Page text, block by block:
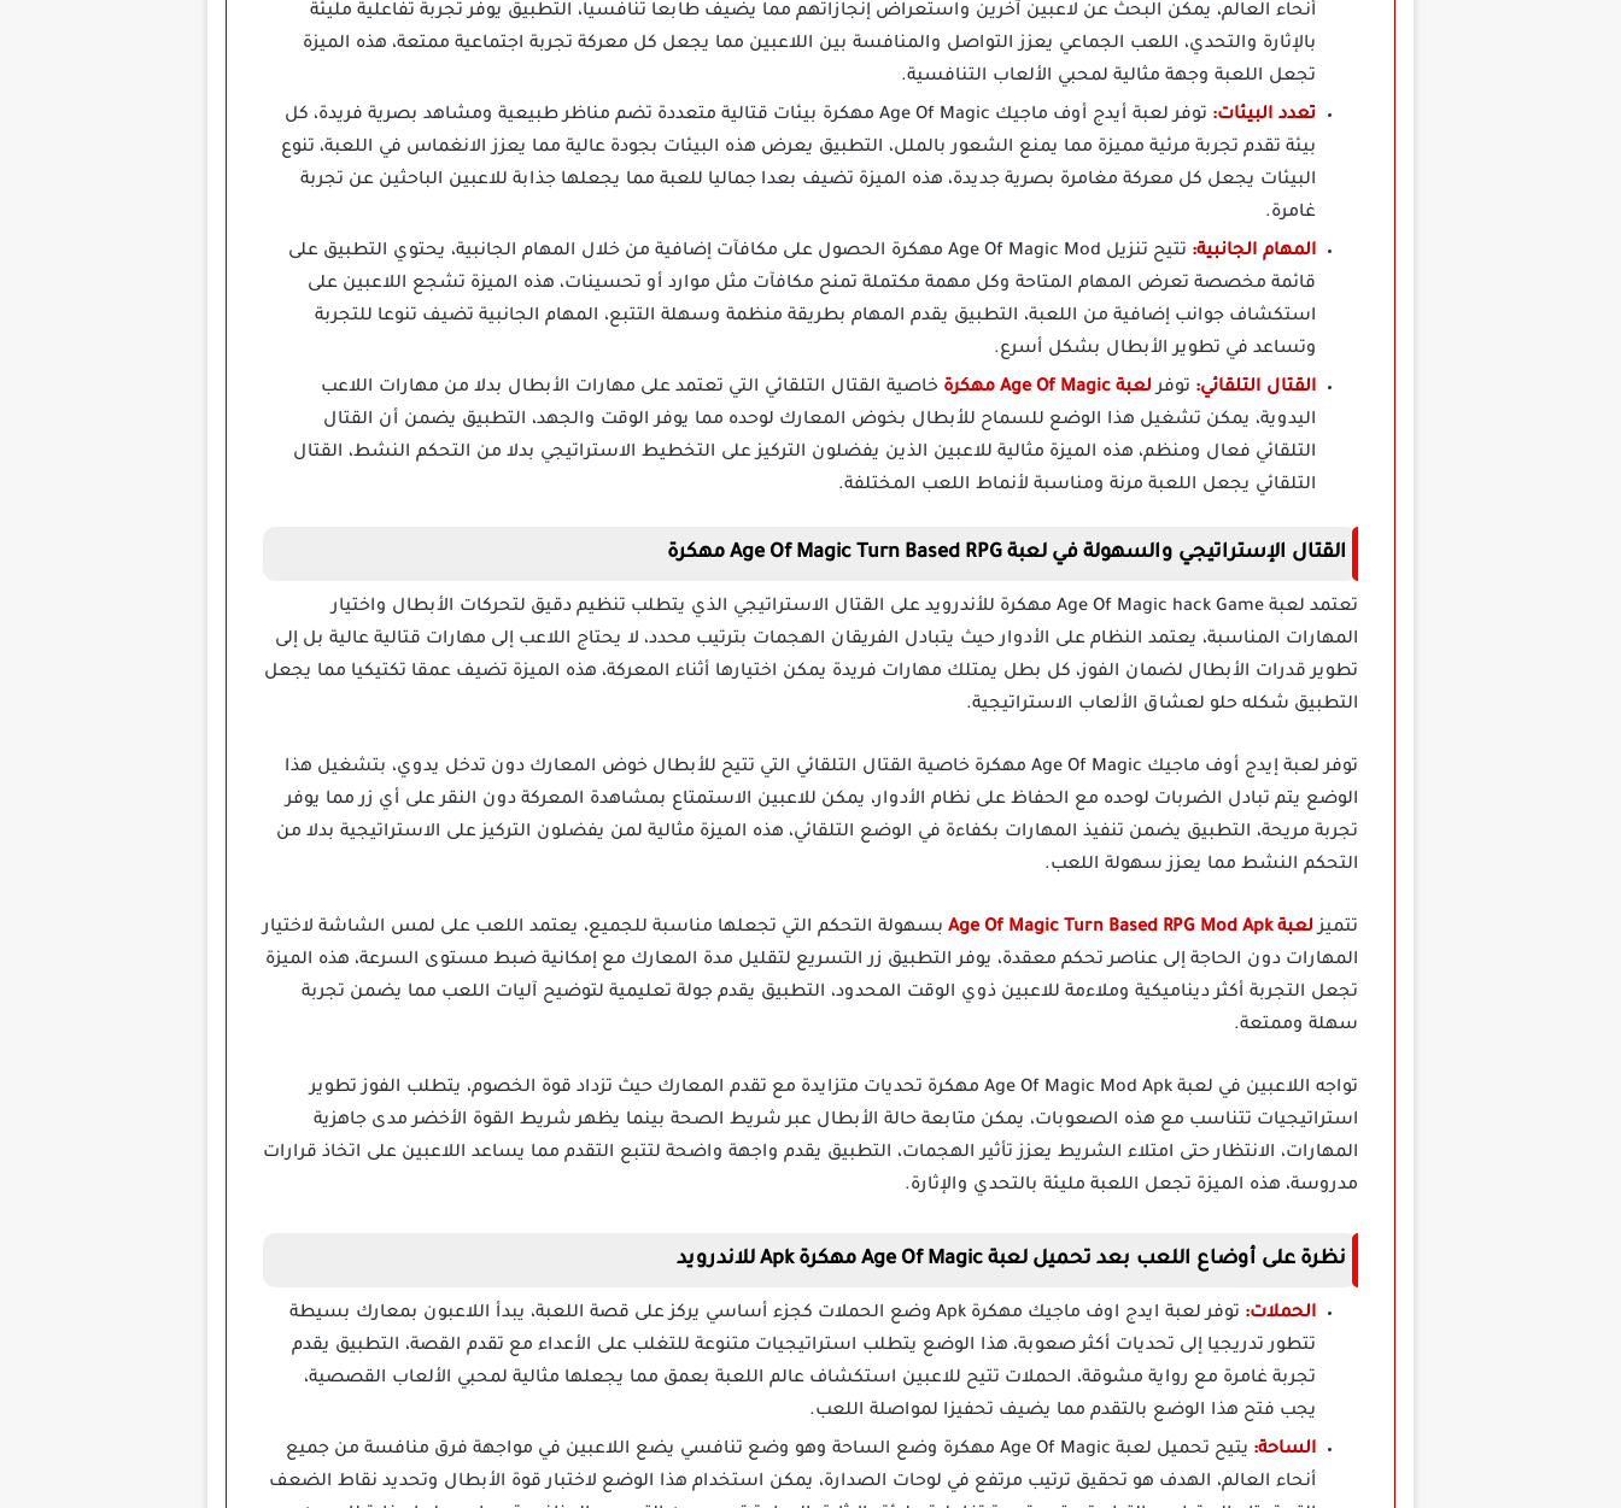
أنحاء العالم، يمكن البحث عن لاعبين آخرين واستعراض إنجازاتهم مما يضيف طابعا تنافسيا، التطبيق يوفر تجربة تفاعلية مليئة
بالإثارة والتحدي، اللعب الجماعي يعزز التواصل والمنافسة بين اللاعبين مما يجعل كل معركة تجربة اجتماعية ممتعة، هذه الميزة
تجعل اللعبة وجهة مثالية لمحبي الألعاب التنافسية.
تعدد البيئات:
توفر لعبة أيدج أوف ماجيك Age Of Magic مهكرة بيئات قتالية متعددة تضم مناظر طبيعية ومشاهد بصرية فريدة، كل
بيئة تقدم تجربة مرئية مميزة مما يمنع الشعور بالملل، التطبيق يعرض هذه البيئات بجودة عالية مما يعزز الانغماس في اللعبة، تنوع
البيئات يجعل كل معركة مغامرة بصرية جديدة، هذه الميزة تضيف بعدا جماليا للعبة مما يجعلها جذابة للاعبين الباحثين عن تجربة
غامرة.
المهام الجانبية:
تتيح تنزيل Age Of Magic Mod مهكرة الحصول على مكافآت إضافية من خلال المهام الجانبية، يحتوي التطبيق على
قائمة مخصصة تعرض المهام المتاحة وكل مهمة مكتملة تمنح مكافآت مثل موارد أو تحسينات، هذه الميزة تشجع اللاعبين على
استكشاف جوانب إضافية من اللعبة، التطبيق يقدم المهام بطريقة منظمة وسهلة التتبع، المهام الجانبية تضيف تنوعا للتجربة
وتساعد في تطوير الأبطال بشكل أسرع.
القتال التلقائي: توفرلعبة Age Of Magic مهكرة
خاصية القتال التلقائي التي تعتمد على مهارات الأبطال بدلا من مهارات اللاعب
اليدوية، يمكن تشغيل هذا الوضع للسماح للأبطال بخوض المعارك لوحده مما يوفر الوقت والجهد، التطبيق يضمن أن القتال
التلقائي فعال ومنظم، هذه الميزة مثالية للاعبين الذين يفضلون التركيز على التخطيط الاستراتيجي بدلا من التحكم النشط، القتال
التلقائي يجعل اللعبة مرنة ومناسبة لأنماط اللعب المختلفة.
القتال الإستراتيجي والسهولة في لعبة Age Of Magic Turn Based RPG مهكرة
تعتمد لعبة Age Of Magic hack Game مهكرة للأندرويد على القتال الاستراتيجي الذي يتطلب تنظيم دقيق لتحركات الأبطال واختيار
المهارات المناسبة، يعتمد النظام على الأدوار حيث يتبادل الفريقان الهجمات بترتيب محدد، لا يحتاج اللاعب إلى مهارات قتالية عالية بل إلى
تطوير قدرات الأبطال لضمان الفوز، كل بطل يمتلك مهارات فريدة يمكن اختيارها أثناء المعركة، هذه الميزة تضيف عمقا تكتيكيا مما يجعل
التطبيق شكله حلو لعشاق الألعاب الاستراتيجية.
توفر لعبة إيدج أوف ماجيك Age Of Magic مهكرة خاصية القتال التلقائي التي تتيح للأبطال خوض المعارك دون تدخل يدوي، بتشغيل هذا
الوضع يتم تبادل الضربات لوحده مع الحفاظ على نظام الأدوار، يمكن للاعبين الاستمتاع بمشاهدة المعركة دون النقر على أي زر مما يوفر
تجربة مريحة، التطبيق يضمن تنفيذ المهارات بكفاءة في الوضع التلقائي، هذه الميزة مثالية لمن يفضلون التركيز على الاستراتيجية بدلا من
التحكم النشط مما يعزز سهولة اللعب.
تتميزلعبة Age Of Magic Turn Based RPG Mod Apk
بسهولة التحكم التي تجعلها مناسبة للجميع، يعتمد اللعب على لمس الشاشة لاختيار
المهارات دون الحاجة إلى عناصر تحكم معقدة، يوفر التطبيق زر التسريع لتقليل مدة المعارك مع إمكانية ضبط مستوى السرعة، هذه الميزة
تجعل التجربة أكثر ديناميكية وملاءمة للاعبين ذوي الوقت المحدود، التطبيق يقدم جولة تعليمية لتوضيح آليات اللعب مما يضمن تجربة
سهلة وممتعة.
تواجه اللاعبين في لعبة Age Of Magic Mod Apk مهكرة تحديات متزايدة مع تقدم المعارك حيث تزداد قوة الخصوم، يتطلب الفوز تطوير
استراتيجيات تتناسب مع هذه الصعوبات، يمكن متابعة حالة الأبطال عبر شريط الصحة بينما يظهر شريط القوة الأخضر مدى جاهزية
المهارات، الانتظار حتى امتلاء الشريط يعزز تأثير الهجمات، التطبيق يقدم واجهة واضحة لتتبع التقدم مما يساعد اللاعبين على اتخاذ قرارات
مدروسة، هذه الميزة تجعل اللعبة مليئة بالتحدي والإثارة.
نظرة على أوضاع اللعب بعد تحميل لعبة Age Of Magic مهكرة Apk للاندرويد
الحملات:
توفر لعبة ايدج اوف ماجيك مهكرة Apk وضع الحملات كجزء أساسي يركز على قصة اللعبة، يبدأ اللاعبون بمعارك بسيطة
تتطور تدريجيا إلى تحديات أكثر صعوبة، هذا الوضع يتطلب استراتيجيات متنوعة للتغلب على الأعداء مع تقدم القصة، التطبيق يقدم
تجربة غامرة مع رواية مشوقة، الحملات تتيح للاعبين استكشاف عالم اللعبة بعمق مما يجعلها مثالية لمحبي الألعاب القصصية،
يجب فتح هذا الوضع بالتقدم مما يضيف تحفيزا لمواصلة اللعب.
الساحة:
يتيح تحميل لعبة Age Of Magic مهكرة وضع الساحة وهو وضع تنافسي يضع اللاعبين في مواجهة فرق منافسة من جميع
أنحاء العالم، الهدف هو تحقيق ترتيب مرتفع في لوحات الصدارة، يمكن استخدام هذا الوضع لاختبار قوة الأبطال وتحديد نقاط الضعف